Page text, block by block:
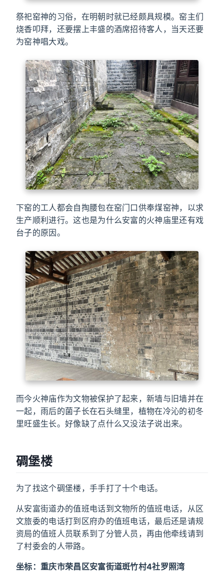
祭祀窑神的习俗，在明朝时就已经颇具规模。窑主们
烧香叩拜，还要摆上丰盛的酒席招待客人，当天还要
为窑神唱大戏。
下窑的工人都会自掏腰包在窑门口供奉煤窑神，以求
生产顺利进行。这也是为什么安富的火神庙里还有戏
台子的原因。
而今火神庙作为文物被保护了起来，新墙与旧墙并在
一起，雨后的菌子长在石头缝里，植物在冷沁的初冬
里旺盛生长。好像缺了点什么又没法子说出来。
碉堡楼
为了找这个碉堡楼，手手打了十个电话。
从安富街道办的值班电话到文物所的值班电话，从区
文旅委的电话打到区府办的值班电话，最后还是请规
资局的值班人员联系到了分管人员，再由他牵线请到
了村委会的人带路。
坐标：重庆市荣昌区安富街道斑竹村4社罗照湾